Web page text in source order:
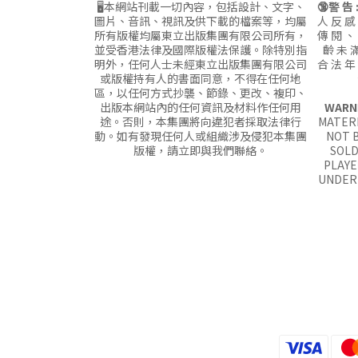
🖥本網站刊載一切內容，包括設計、文字、
圖片、音訊、視訊及供下載的檔案等，均屬
所有版權均屬東立出版集團有限公司所有，
並受香港法律及國際版權法保護。除特別指
明外，任何人士未經東立出版集團有限公司
或版權持有人的書面同意，不得在任何地
區，以任何方式抄襲、節錄、更改、複印、
出版本網站內的任何資訊及材料作任何用
途。否則，本集團將向違犯者採取法律行
動。如有發現任何人或組織涉及侵犯本集團
版權，請立即與我們聯絡。
🔞警 告 :
人 反 感
傳 閱
齡 未
合 法
NOT